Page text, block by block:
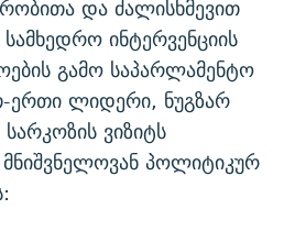
და ძალისხმევით
ინტერვენციის
გამო საპარლამენტო
ერთი ლიდერი, ნუგზარ
ვიზიტს
პოლიტიკურ